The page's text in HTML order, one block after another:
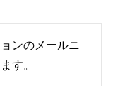
ンのメールニ
す。